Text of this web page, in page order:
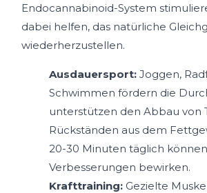
Endocannabinoid-System
dabei helfen, das natürliche
wiederherzustellen.
Ausdauersport: Joggen,
Schwimmen fördern die
unterstützen den Abbau von
Rückständen aus dem
20-30 Minuten täglich
Verbesserungen bewirken.
Krafttraining: Gezielte